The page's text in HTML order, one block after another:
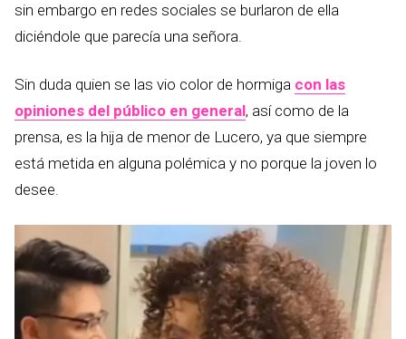
sin embargo en redes sociales se burlaron de ella
diciéndole que parecía una señora.
Sin duda quien se las vio color de hormiga con las
opiniones del público en general, así como de la
prensa, es la hija de menor de Lucero, ya que siempre
está metida en alguna polémica y no porque la joven lo
desee.